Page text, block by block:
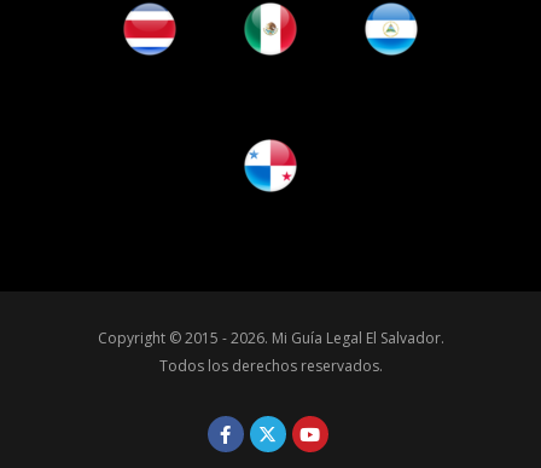
Copyright © 2015 - 2026. Mi Guía Legal El Salvador.
Todos los derechos reservados.